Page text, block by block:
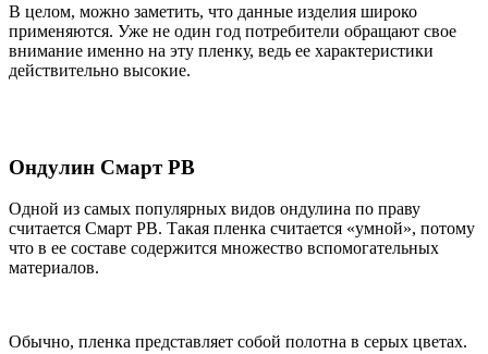
В целом, можно заметить, что данные изделия широко
применяются. Уже не один год потребители обращают свое
внимание именно на эту пленку, ведь ее характеристики
действительно высокие.
Ондулин Смарт РВ
Одной из самых популярных видов ондулина по праву
считается Смарт РВ. Такая пленка считается «умной», потому
что в ее составе содержится множество вспомогательных
материалов.
Обычно, пленка представляет собой полотна в серых цветах.